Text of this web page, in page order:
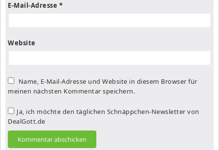
E-Mail-Adresse *
Website
Name, E-Mail-Adresse und Website in diesem Browser für
meinen nächsten Kommentar speichern.
Ja, ich möchte den täglichen Schnäppchen-Newsletter von
DealGott.de